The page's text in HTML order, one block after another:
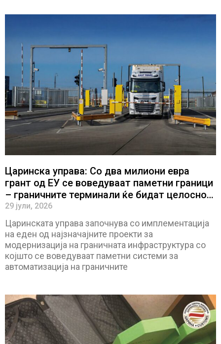
Царинска управа: Со два милиони евра
грант од ЕУ се воведуваат паметни граници
– граничните терминали ќе бидат целосно
автоматизирани
29 јули, 2026
Царинската управа започнува со имплементација
на еден од најзначајните проекти за
модернизација на граничната инфраструктура со
којшто се воведуваат паметни системи за
автоматизација на граничните